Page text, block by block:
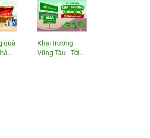
quà
Khai trương
Vũng Tàu - Tới